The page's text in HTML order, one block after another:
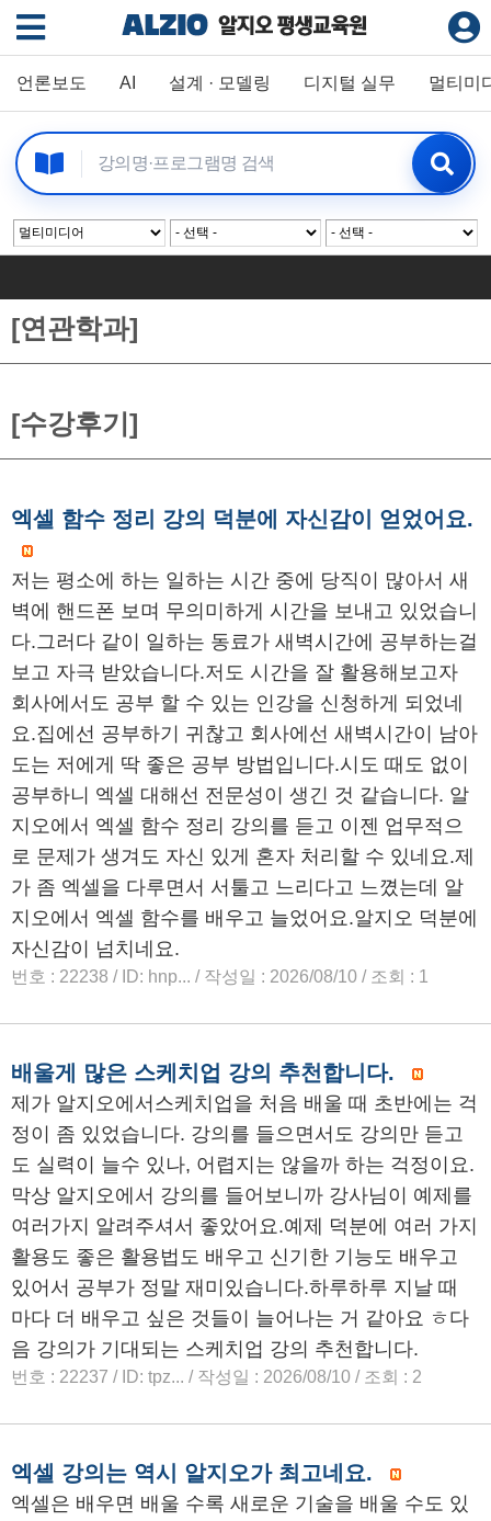
언론보도 AI 설계 · 모델링 디지털 실무 멀티미
[연관학과]
[수강후기]